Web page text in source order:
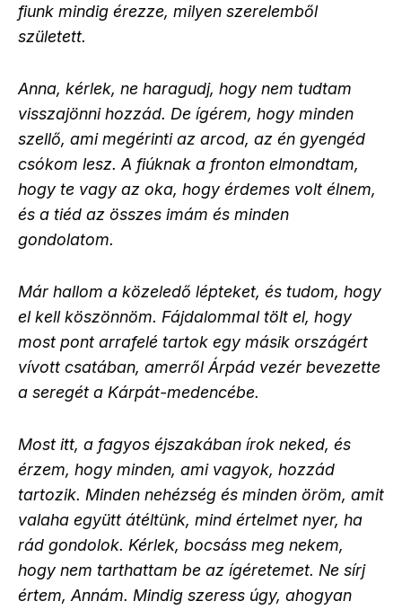
fiunk mindig érezze, milyen szerelemből
született.
Anna, kérlek, ne haragudj, hogy nem tudtam
visszajönni hozzád. De ígérem, hogy minden
szellő, ami megérinti az arcod, az én gyengéd
csókom lesz. A fiúknak a fronton elmondtam,
hogy te vagy az oka, hogy érdemes volt élnem,
és a tiéd az összes imám és minden
gondolatom.
Már hallom a közeledő lépteket, és tudom, hogy
el kell köszönnöm. Fájdalommal tölt el, hogy
most pont arrafelé tartok egy másik országért
vívott csatában, amerről Árpád vezér bevezette
a seregét a Kárpát-medencébe.
Most itt, a fagyos éjszakában írok neked, és
érzem, hogy minden, ami vagyok, hozzád
tartozik. Minden nehézség és minden öröm, amit
valaha együtt átéltünk, mind értelmet nyer, ha
rád gondolok. Kérlek, bocsáss meg nekem,
hogy nem tarthattam be az ígéretemet. Ne sírj
értem, Annám. Mindig szeress úgy, ahogyan